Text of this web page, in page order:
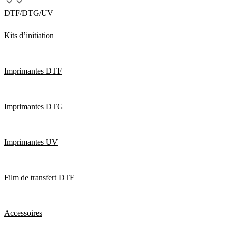
DTF/DTG/UV
Kits d’initiation
Imprimantes DTF
Imprimantes DTG
Imprimantes UV
Film de transfert DTF
Accessoires